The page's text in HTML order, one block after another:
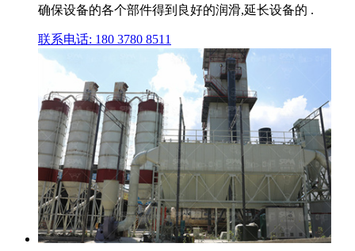
确保设备的各个部件得到良好的润滑,延长设备的 .
联系电话: 180 3780 8511